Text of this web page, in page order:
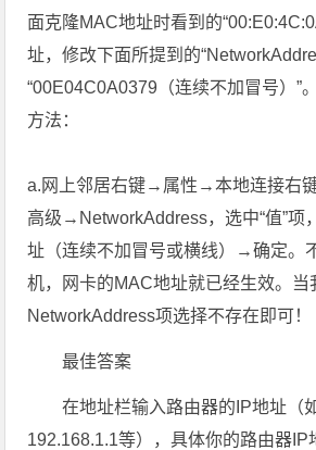
面克隆MAC地址时看到的
址，修改下面所提到的
“00E04C0A0379（连续不加冒号）”
方法：
a.网上邻居右键→属性→本地连接
高级→NetworkAddress，选中“值”项
址（连续不加冒号或横线）→确定。
机，网卡的MAC地址就已经生效。当
NetworkAddress项选择不存在即可！
最佳答案
在地址栏输入路由器的IP地址（
192.168.1.1等），具体你的路由器IP